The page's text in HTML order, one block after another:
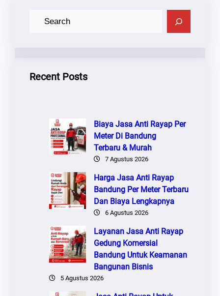
Recent Posts
Biaya Jasa Anti Rayap Per
Meter Di Bandung
Terbaru & Murah
7 Agustus 2026
Harga Jasa Anti Rayap
Bandung Per Meter Terbaru
Dan Biaya Lengkapnya
6 Agustus 2026
Layanan Jasa Anti Rayap
Gedung Komersial
Bandung Untuk Keamanan
Bangunan Bisnis
5 Agustus 2026